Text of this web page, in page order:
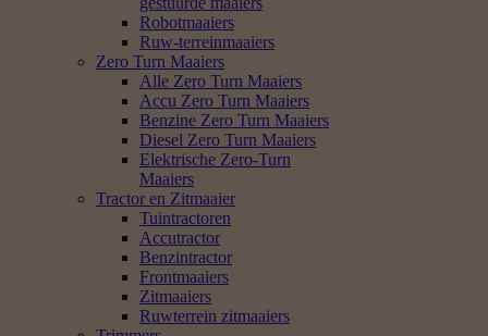
Robotmaaiers
Ruw-terreinmaaiers
Zero Turn Maaiers
Alle Zero Turn Maaiers
Accu Zero Turn Maaiers
Benzine Zero Turn Maaiers
Diesel Zero Turn Maaiers
Elektrische Zero-Turn
Maaiers
Tractor en Zitmaaier
Tuintractoren
Accutractor
Benzintractor
Frontmaaiers
Zitmaaiers
Ruwterrein zitmaaiers